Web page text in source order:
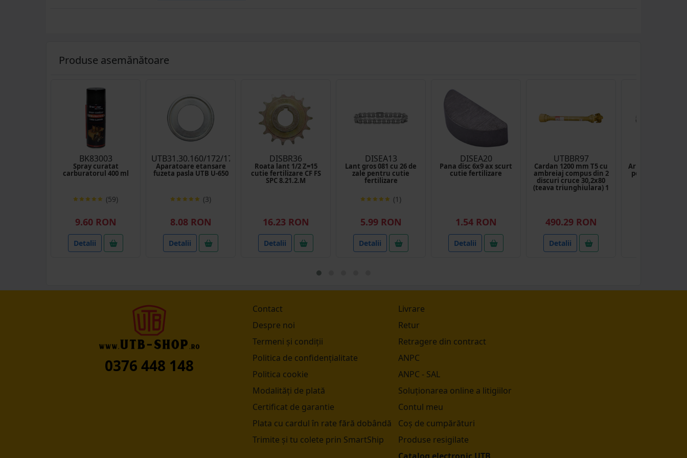
Produse asemănătoare
BK83003
Spray curatat
carburatorul 400 ml
(59)
9.60 RON
Detalii
UTB31.30.160/172/173
Aparatoare etansare
fuzeta pasla UTB U-650
(3)
8.08 RON
Detalii
DISBR36
Roata lant 1/2 Z=15
cutie fertilizare CF FS
SPC 8.21.2.M
16.23 RON
Detalii
DISEA13
Lant gros 081 cu 26 de
zale pentru cutie
fertilizare
(1)
5.99 RON
Detalii
DISEA20
Pana disc 6x9 ax scurt
cutie fertilizare
1.54 RON
Detalii
UTBBR97
Cardan 1200 mm T5 cu
ambreiaj compus din 2
discuri cruce 30,2x80
(teava triunghiulara) 1
3/8 Z=6
490.29 RON
Detalii
Arbore cotit
pe cuzinet UTB
0376 448 148
Contact
Despre noi
Termeni și condiții
Politica de confidențialitate
Politica cookie
Modalități de plată
Certificat de garantie
Plata cu cardul în rate fără dobândă
Trimite și tu colete prin SmartShip
Livrare
Retur
Retragere din contract
ANPC
ANPC - SAL
Soluționarea online a litigiilor
Contul meu
Coș de cumpărături
Produse resigilate